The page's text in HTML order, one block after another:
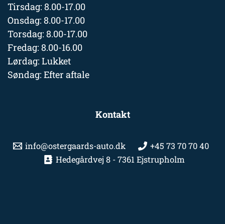
Tirsdag: 8.00-17.00
Onsdag: 8.00-17.00
Torsdag: 8.00-17.00
Fredag: 8.00-16.00
Lørdag: Lukket
Søndag: Efter aftale
Kontakt
info@ostergaards-auto.dk
+45 73 70 70 40
Hedegårdvej 8 - 7361 Ejstrupholm